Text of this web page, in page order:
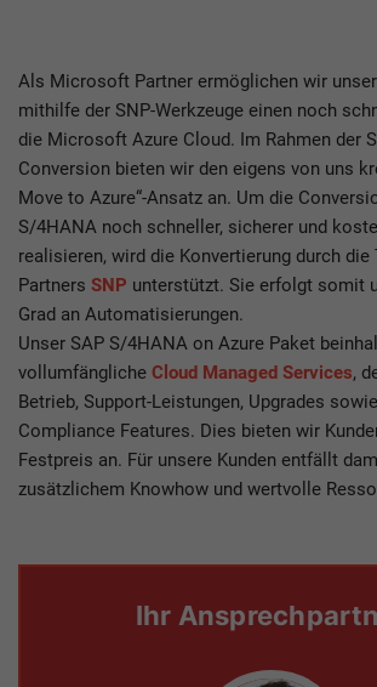
Als Microsoft Partner ermöglichen wir
mithilfe der SNP-Werkzeuge einen noch
die Microsoft Azure Cloud. Im Rahmen der
Conversion bieten wir den eigens von uns
Move to Azure“-Ansatz an. Um die
S/4HANA noch schneller, sicherer und
realisieren, wird die Konvertierung durch die
Partners SNP unterstützt. Sie erfolgt somit
Grad an Automatisierungen.
Unser SAP S/4HANA on Azure Paket
vollumfängliche Cloud Managed Services,
Betrieb, Support-Leistungen, Upgrades
Compliance Features. Dies bieten wir
Festpreis an. Für unsere Kunden entfällt
zusätzlichem Knowhow und wertvolle
Ihr